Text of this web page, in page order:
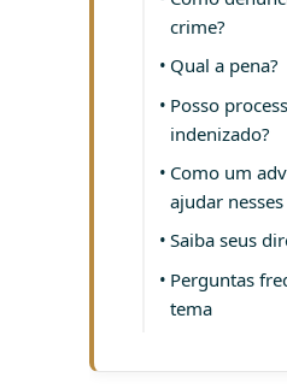
crime?
Qual a pena?
Posso
indenizado?
Como um
ajudar nesses
Saiba seus
Perguntas
tema